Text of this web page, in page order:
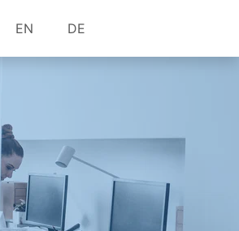
EN DE